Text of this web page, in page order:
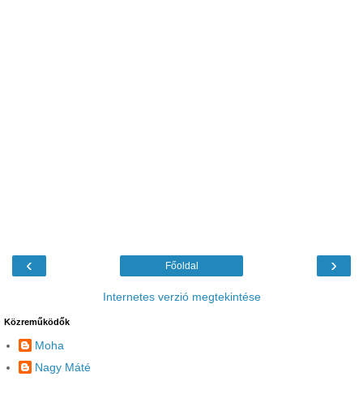
‹ ›
Főoldal
Internetes verzió megtekintése
Közreműködők
Moha
Nagy Máté